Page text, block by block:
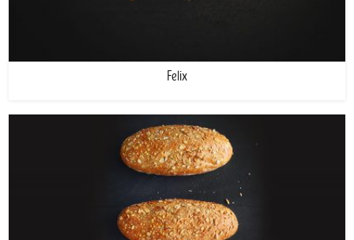
Felix